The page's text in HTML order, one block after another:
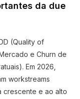
da due
(Quality of
e Churn de
Em 2026,
workstreams
crescente e ao alto